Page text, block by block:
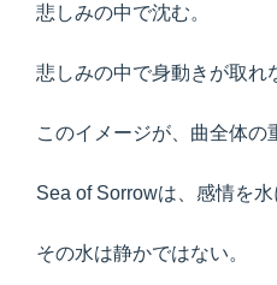
悲しみの中で沈む。
悲しみの中で身動きが取れ
このイメージが、曲全体の
Sea of Sorrowは、感情を水
その水は静かではない。